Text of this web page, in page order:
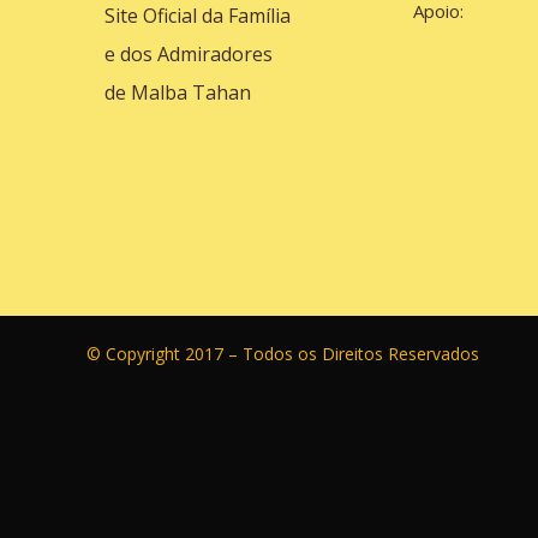
Site Oficial da Família
e dos Admiradores
de Malba Tahan
Apoio:
© Copyright 2017 – Todos os Direitos Reservados